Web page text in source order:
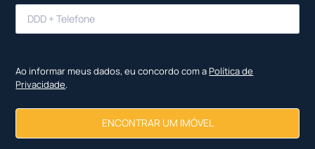
Ao informar meus dados, eu concordo com a Política de
Privacidade.
ENCONTRAR UM IMÓVEL